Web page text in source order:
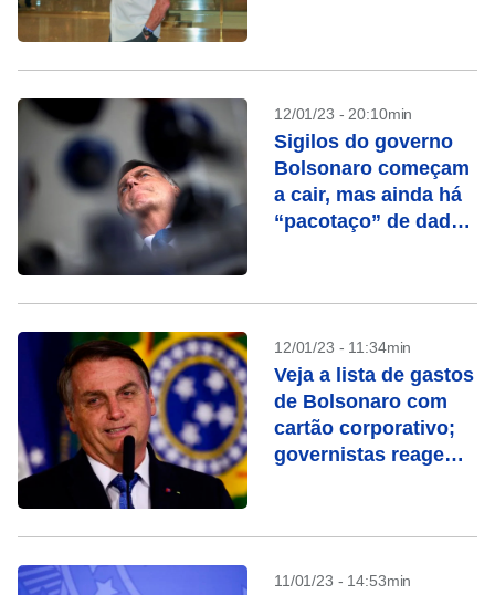
12/01/23 - 20:10min
Sigilos do governo
Bolsonaro começam
a cair, mas ainda há
“pacotaço” de dados
12/01/23 - 11:34min
Veja a lista de gastos
de Bolsonaro com
cartão corporativo;
governistas reagem
11/01/23 - 14:53min